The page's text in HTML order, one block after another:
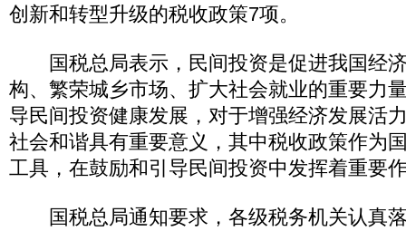
创新和转型升级的税收政策7项。
国税总局表示，民间投资是促进我国经
构、繁荣城乡市场、扩大社会就业的重要力
导民间投资健康发展，对于增强经济发展活
社会和谐具有重要意义，其中税收政策作为
工具，在鼓励和引导民间投资中发挥着重要
国税总局通知要求，各级税务机关认真